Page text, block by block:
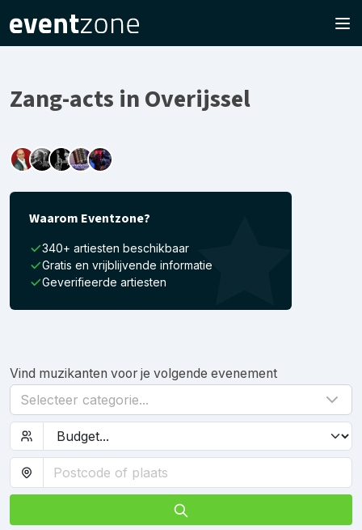
Zang-acts in Overijssel
Waarom Eventzone?
340+ artiesten beschikbaar
Gratis en vrijblijvende informatie
Geverifieerde artiesten
Vind muzikanten voor je volgende evenement
Selecteer categorie...